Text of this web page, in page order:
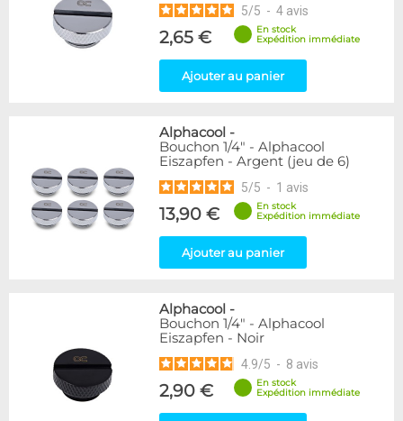
Forme
5
24
53
Mâle
Mâle / Femelle
120
Mâle / Mâle
44
Adaptateur
4
Bouchon
Carré
4
5/5 - 4 avis
2,65 €
En stock
Expédition immédiate
Ajouter au panier
Alphacool -
Bouchon 1/4" - Alphacool
Eiszapfen - Argent (jeu de 6)
5/5 - 1 avis
13,90 €
En stock
Expédition immédiate
Ajouter au panier
Alphacool -
Bouchon 1/4" - Alphacool
Eiszapfen - Noir
4.9/5 - 8 avis
2,90 €
En stock
Expédition immédiate